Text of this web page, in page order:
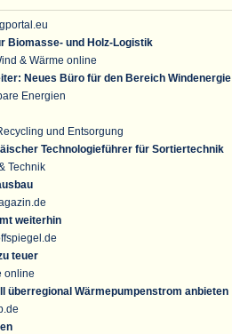
Biomasse- und Holz-Logistik
& Wärme online
Neues Büro für den Bereich Windenergie
Energien
und Entsorgung
Technologieführer für Sortiertechnik
Technik
weiterhin
teuer
online
überregional Wärmepumpenstrom anbieten